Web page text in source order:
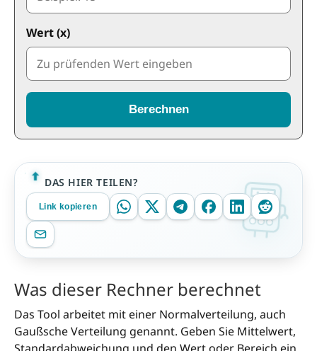
Wert (x)
Berechnen
DAS HIER TEILEN?
Link kopieren
Was dieser Rechner berechnet
Das Tool arbeitet mit einer Normalverteilung, auch
Gaußsche Verteilung genannt. Geben Sie Mittelwert,